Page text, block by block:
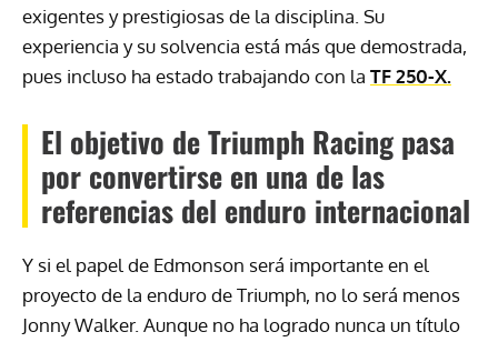
exigentes y prestigiosas de la disciplina. Su
experiencia y su solvencia está más que demostrada,
pues incluso ha estado trabajando con la TF 250-X.
El objetivo de Triumph Racing pasa
por convertirse en una de las
referencias del enduro internacional
Y si el papel de Edmonson será importante en el
proyecto de la enduro de Triumph, no lo será menos
Jonny Walker. Aunque no ha logrado nunca un título